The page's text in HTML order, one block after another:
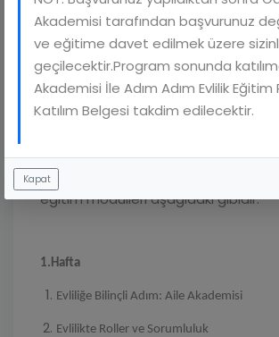
modül olan “Evliliğin Yol Haritası”
bir araya getirerek çiftlere güçlü ve
evlilik için rehber sunar. Bu eğitim
adımlarla, sevgi ve anlayış temelli bir
etmek isteyenler için tasarlanmıştır.
olmak üzere 3 hafta sürecektir.
katılımcılara “Katılım Belgesi”
eğitim modülleri aşağıdaki gibidir:
1.Hafta
Evliliğe Bilinçli Adım: Aile Akademisi
Evlilikte Roller ve Sorumluluk
Akademisi tarafından başvurunuz
ve eğitime davet edilmek üzere
geçilecektir.Program sonunda
Akademisi İle Adım Adım Evlilik Eğitim
Katılım Belgesi takdim edilecektir.
Kapat